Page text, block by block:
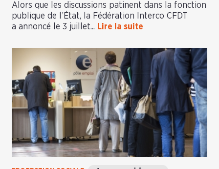
Alors que les discussions patinent dans la fonction
publique de l’État, la Fédération Interco CFDT
a annoncé le 3 juillet... Lire la suite